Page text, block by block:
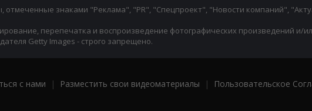
отмеченные знаками "Реклама", "PR", "Спецпроект", "Новости компаний",
перепечатка и воспроизведение фотографических произведений и/
Getty Images - строго запрещено.
с нами | Разместить свои видеоматериалы | Пользовательское